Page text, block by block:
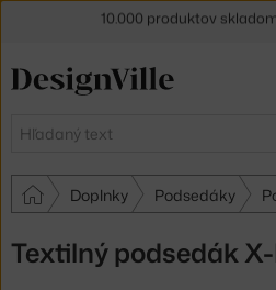
Hľadať
Doplnky Podsedáky
Textilný podsedák
30 dní na